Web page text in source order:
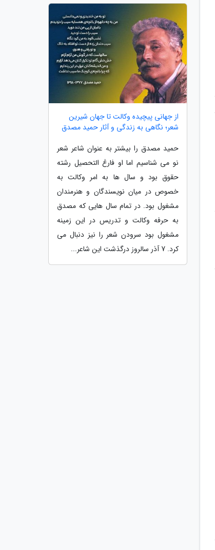
از جهانی پیچیده وکالت تا جهان شیرین
شعر؛ نگاهی به زندگی و آثار حمید مصدق
حمید مصدق را بیشتر به عنوان شاعر شعر
نو می شناسیم اما او فارغ التحصیل رشته
حقوق بود و سال ها به امر وکالت به
خصوص در میان نویسندگان و هنرمندان
مشغول بود. در تمام سال هایی که مصدق
به حرفه وکالت و تدریس در این زمینه
مشغول بود سرودن شعر را نیز دنبال می
کرد. 7 آذر سالروز درگذشت این شاعر...